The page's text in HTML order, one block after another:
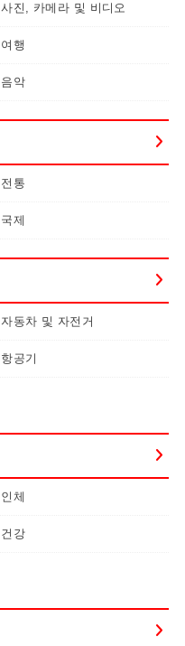
사진, 카메라 및 비디오
여행
음악
전통
국제
자동차 및 자전거
항공기
인체
건강